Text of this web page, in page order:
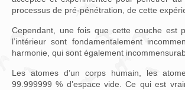
processus de pré-pénétration, de cette
Cependant, une fois que cette couche est
l’intérieur sont fondamentalement
harmonie, qui sont également
Les atomes d’un corps humain, les
99.999999 % d’espace vide. Ce qui est